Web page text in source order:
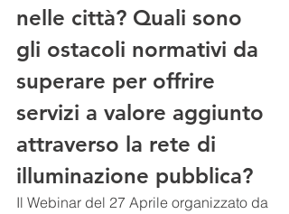
nelle città? Quali sono
gli ostacoli normativi da
superare per offrire
servizi a valore aggiunto
attraverso la rete di
illuminazione pubblica?
Il Webinar del 27 Aprile organizzato da